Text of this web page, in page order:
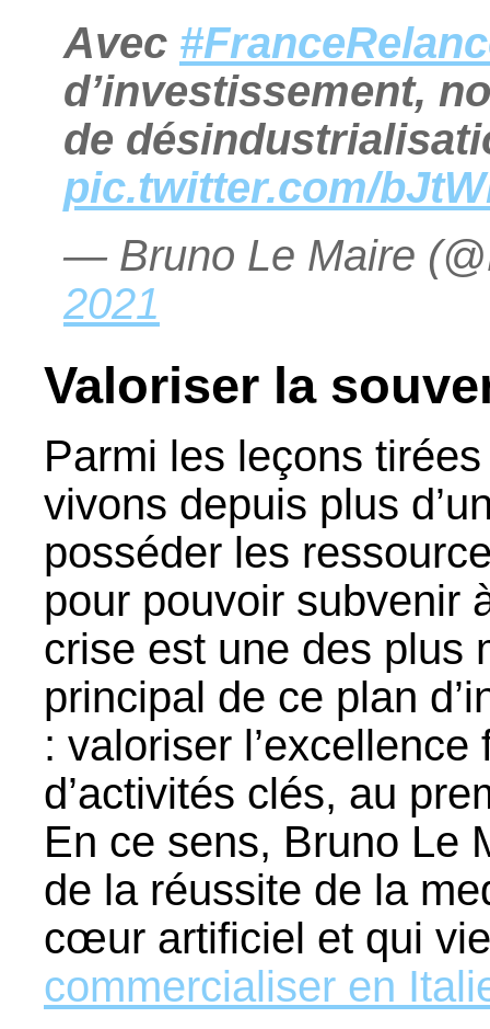
Avec
d’investissement,
de
pic.twitter.com/
— Bruno Le Maire
2021
Valoriser la
Parmi les leçons
vivons depuis plus
posséder les
pour pouvoir subvenir
crise est une des plus
principal de ce plan
: valoriser
d’activités clés, au
En ce sens, Bruno Le
de la réussite de la
cœur artificiel et qui
commercialiser en